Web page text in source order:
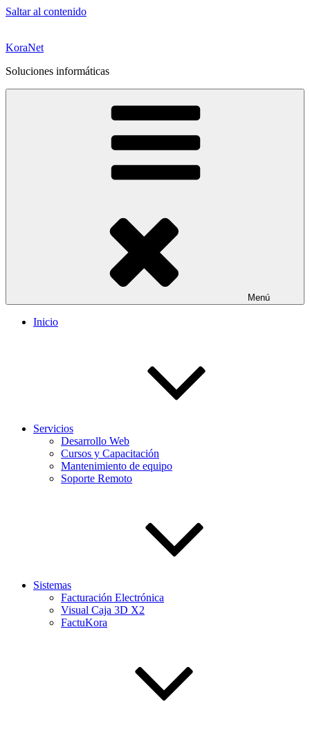
Saltar al contenido
KoraNet
Soluciones informáticas
Menú
Inicio
Servicios
Desarrollo Web
Cursos y Capacitación
Mantenimiento de equipo
Soporte Remoto
Sistemas
Facturación Electrónica
Visual Caja 3D X2
FactuKora